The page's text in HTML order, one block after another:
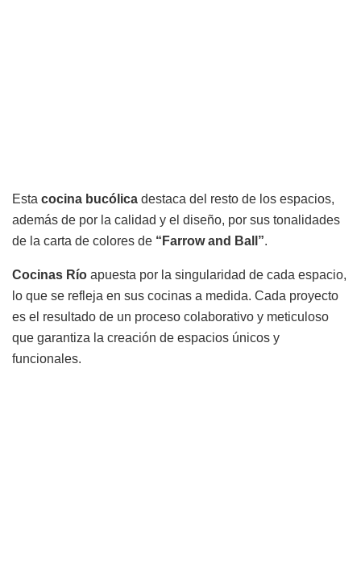
Esta cocina bucólica destaca del resto de los espacios,
además de por la calidad y el diseño, por sus tonalidades
de la carta de colores de “Farrow and Ball”.
Cocinas Río apuesta por la singularidad de cada espacio,
lo que se refleja en sus cocinas a medida. Cada proyecto
es el resultado de un proceso colaborativo y meticuloso
que garantiza la creación de espacios únicos y
funcionales.